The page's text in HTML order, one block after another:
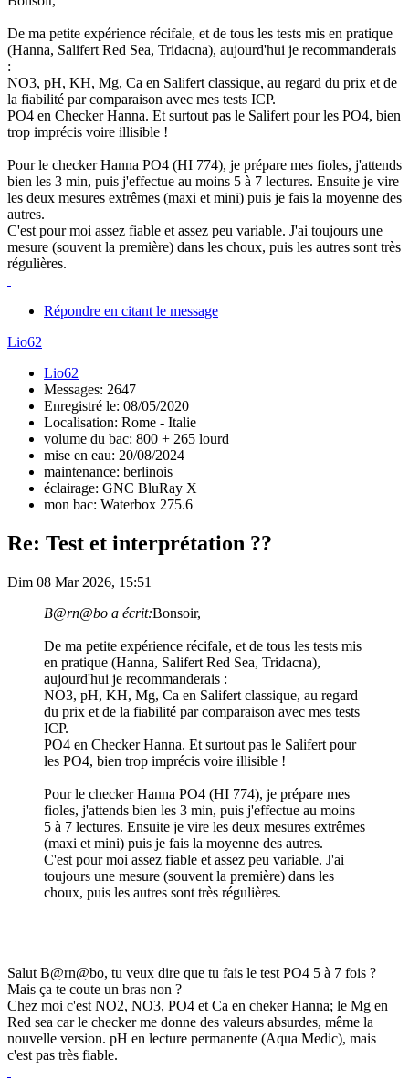
De ma petite expérience récifale, et de tous les tests mis en pratique
(Hanna, Salifert Red Sea, Tridacna), aujourd'hui je recommanderais
:
NO3, pH, KH, Mg, Ca en Salifert classique, au regard du prix et de
la fiabilité par comparaison avec mes tests ICP.
PO4 en Checker Hanna. Et surtout pas le Salifert pour les PO4, bien
trop imprécis voire illisible !
Pour le checker Hanna PO4 (HI 774), je prépare mes fioles, j'attends
bien les 3 min, puis j'effectue au moins 5 à 7 lectures. Ensuite je vire
les deux mesures extrêmes (maxi et mini) puis je fais la moyenne des
autres.
C'est pour moi assez fiable et assez peu variable. J'ai toujours une
mesure (souvent la première) dans les choux, puis les autres sont très
régulières.
Répondre en citant le message
Lio62
Lio62
Messages: 2647
Enregistré le: 08/05/2020
Localisation: Rome - Italie
volume du bac: 800 + 265 lourd
mise en eau: 20/08/2024
maintenance: berlinois
éclairage: GNC BluRay X
mon bac: Waterbox 275.6
Re: Test et interprétation ??
Dim 08 Mar 2026, 15:51
B@rn@bo a écrit:Bonsoir,
De ma petite expérience récifale, et de tous les tests mis
en pratique (Hanna, Salifert Red Sea, Tridacna),
aujourd'hui je recommanderais :
NO3, pH, KH, Mg, Ca en Salifert classique, au regard
du prix et de la fiabilité par comparaison avec mes tests
ICP.
PO4 en Checker Hanna. Et surtout pas le Salifert pour
les PO4, bien trop imprécis voire illisible !
Pour le checker Hanna PO4 (HI 774), je prépare mes
fioles, j'attends bien les 3 min, puis j'effectue au moins
5 à 7 lectures. Ensuite je vire les deux mesures extrêmes
(maxi et mini) puis je fais la moyenne des autres.
C'est pour moi assez fiable et assez peu variable. J'ai
toujours une mesure (souvent la première) dans les
choux, puis les autres sont très régulières.
Salut B@rn@bo, tu veux dire que tu fais le test PO4 5 à 7 fois ?
Mais ça te coute un bras non ?
Chez moi c'est NO2, NO3, PO4 et Ca en cheker Hanna; le Mg en
Red sea car le checker me donne des valeurs absurdes, même la
nouvelle version. pH en lecture permanente (Aqua Medic), mais
c'est pas très fiable.